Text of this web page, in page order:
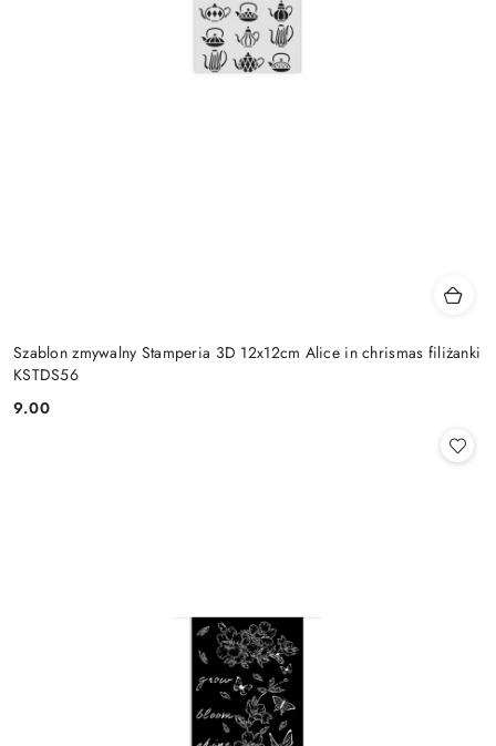
Szablon zmywalny Stamperia 3D 12x12cm Alice in chrismas filiżanki
KSTDS56
Cena:
9.00